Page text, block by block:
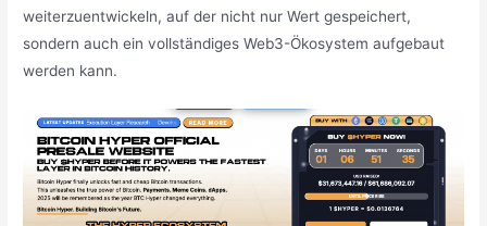
weiterzuentwickeln, auf der nicht nur Wert gespeichert,
sondern auch ein vollständiges Web3-Ökosystem aufgebaut
werden kann.